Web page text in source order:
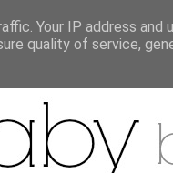
Your IP address and
quality of service,